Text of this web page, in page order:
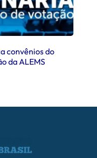
convênios do
da ALEMS